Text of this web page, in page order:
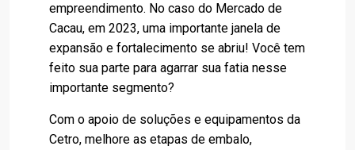
empreendimento. No caso do Mercado de
Cacau, em 2023, uma importante janela de
expansão e fortalecimento se abriu! Você tem
feito sua parte para agarrar sua fatia nesse
importante segmento?
Com o apoio de soluções e equipamentos da
Cetro, melhore as etapas de embalo,